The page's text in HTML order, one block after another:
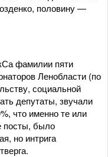
половину —
фамилии пяти
Ленобласти (по
социальной
депутаты, звучали
что именно те или
посты, было
но интрига